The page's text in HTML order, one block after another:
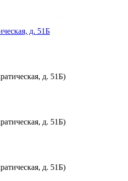
д. 51Б
д. 51Б)
д. 51Б)
д. 51Б)